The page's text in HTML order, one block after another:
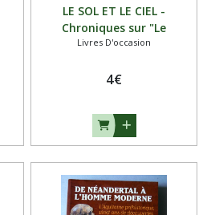
LE SOL ET LE CIEL -
Chroniques sur "Le
Régionalisme - Pierre
Livres D'occasion
4€